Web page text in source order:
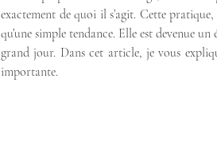
exactement de quoi il s’agit. Cette
qu’une simple tendance. Elle est devenue
grand jour. Dans cet article, je vous
importante.